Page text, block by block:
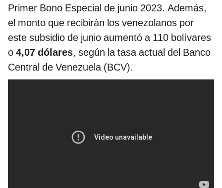
Primer Bono Especial de junio 2023. Además,
el monto que recibirán los venezolanos por
este subsidio de junio aumentó a 110 bolívares
o 4,07 dólares, según la tasa actual del Banco
Central de Venezuela (BCV).